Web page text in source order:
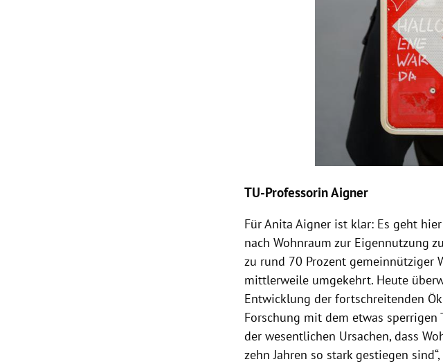
TU-Professorin Aigner
Für Anita Aigner ist klar: Es geht
nach Wohnraum zur Eigennutzung
zu rund 70 Prozent gemeinnütziger
mittlerweile umgekehrt. Heute
Entwicklung der fortschreitenden
Forschung mit dem etwas sperrigen
der wesentlichen Ursachen, dass
zehn Jahren so stark gestiegen